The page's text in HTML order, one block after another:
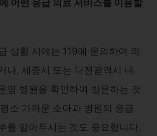
어떤 응급 의료 서비스를 이용할
상황 시에는 119에 문의하여 의
나, 세종시 또는 대전광역시 내
영 병원을 확인하여 방문하는 것
소 가까운 소아과 병원의 응급
를 알아두시는 것도 중요합니다.